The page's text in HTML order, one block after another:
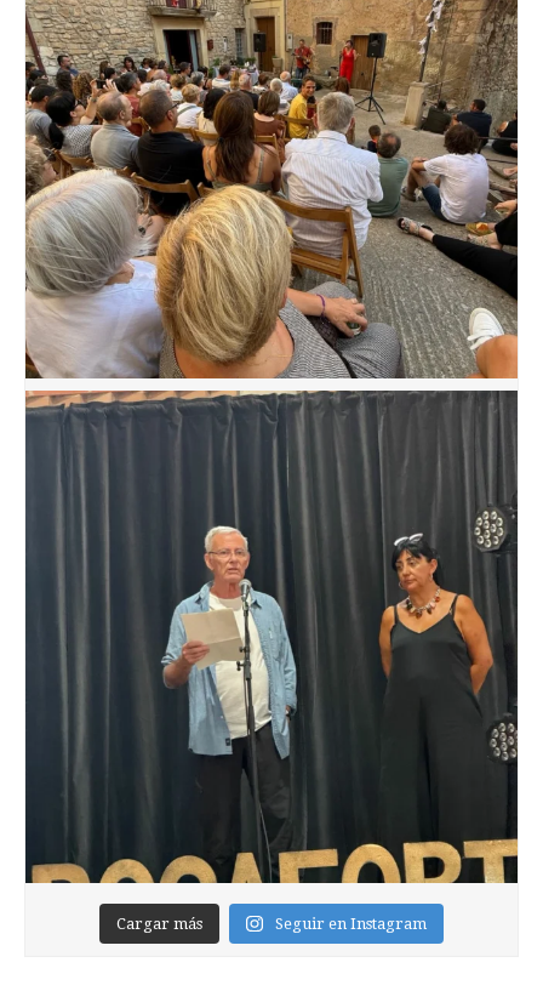
Cargar más Seguir en Instagram